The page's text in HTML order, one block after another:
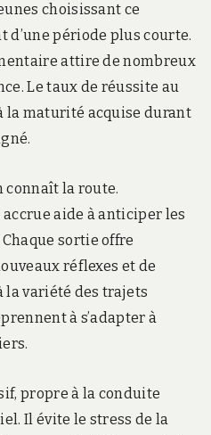
choisissant ce
d’une période plus courte.
attire de nombreux
Le taux de réussite au
la maturité acquise durant
connaît la route.
aide à anticiper les
sortie offre
réflexes et de
la variété des trajets
à s’adapter à
propre à la conduite
Il évite le stress de la